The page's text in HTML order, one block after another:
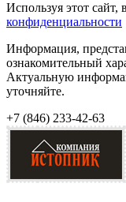
Используя этот сайт,
конфиденциальности
Информация,
ознакомительный
Актуальную
уточняйте.
+7 (846) 233-42-63